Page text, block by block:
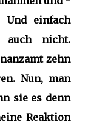
Und einfach
nicht.
zehn
Nun, man
sie es denn
Reaktion